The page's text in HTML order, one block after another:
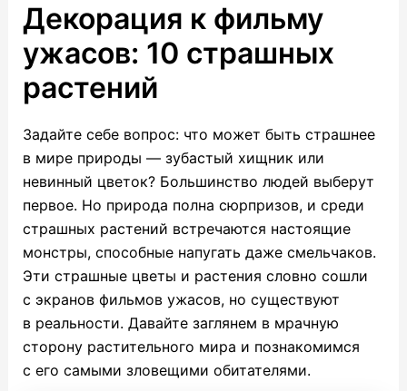
Декорация к фильму
ужасов: 10 страшных
растений
Задайте себе вопрос: что может быть страшнее
в мире природы — зубастый хищник или
невинный цветок? Большинство людей выберут
первое. Но природа полна сюрпризов, и среди
страшных растений встречаются настоящие
монстры, способные напугать даже смельчаков.
Эти страшные цветы и растения словно сошли
с экранов фильмов ужасов, но существуют
в реальности. Давайте заглянем в мрачную
сторону растительного мира и познакомимся
с его самыми зловещими обитателями.